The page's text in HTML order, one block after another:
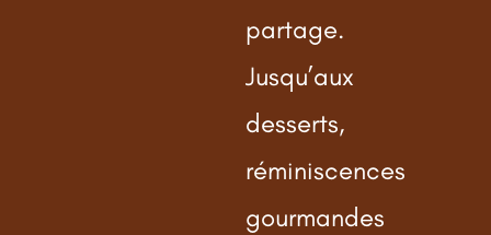
partage.
Jusqu’aux
desserts,
réminiscences
gourmandes